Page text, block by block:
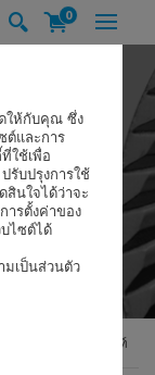
ให้กับคุณ ซึ่ง
ต์และการ
ใช้เพื่อ
รับปรุงการใช้
นใจได้ว่าจะ
ารตั้งค่าของ
ไซต์ได้
เป็นส่วนตัว
0
กรูและอุปกรณ์ล็อคโบลท์